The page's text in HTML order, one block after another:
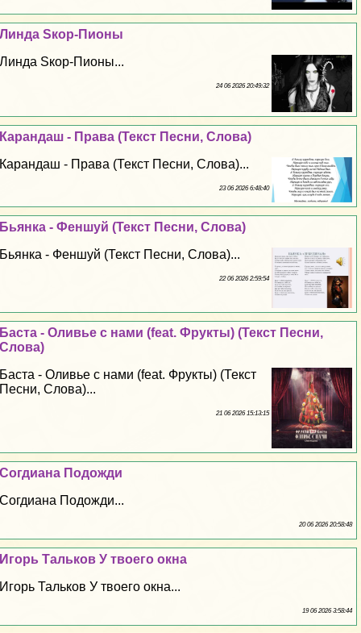
Линда Sкор-Пионы
Линда Sкор-Пионы...
24 06 2026 20:49:32
Карандаш - Права (Текст Песни, Слова)
Карандаш - Права (Текст Песни, Слова)...
23 06 2026 6:48:40
Бьянка - Феншуй (Текст Песни, Слова)
Бьянка - Феншуй (Текст Песни, Слова)...
22 06 2026 2:59:54
Баста - Оливье с нами (feat. Фрукты) (Текст Песни,
Слова)
Баста - Оливье с нами (feat. Фрукты) (Текст
Песни, Слова)...
21 06 2026 15:13:15
Согдиана Подожди
Согдиана Подожди...
20 06 2026 20:58:48
Игорь Тальков У твоего окна
Игорь Тальков У твоего окна...
19 06 2026 3:58:44